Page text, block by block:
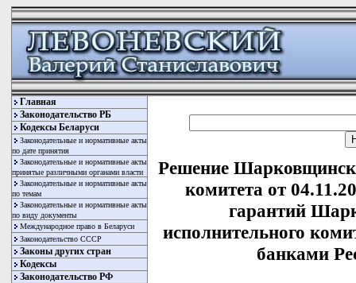
Главная
Законодательство РБ
Кодексы Беларуси
Законодательные и нормативные акты
по дате принятия
Законодательные и нормативные акты
принятые различными органами власти
Законодательные и нормативные акты
по темам
Законодательные и нормативные акты
по виду документы
Международное право в Беларуси
Законодательство СССР
Законы других стран
Кодексы
Законодательство РФ
Решение
комитета от
гарантий
исполнительного
банками